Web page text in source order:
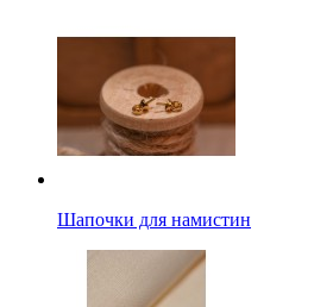
Шапочки для намистин